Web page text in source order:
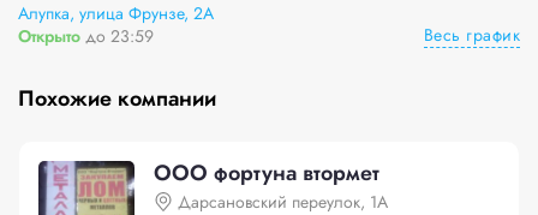
Алупка, улица Фрунзе, 2А
Открыто до 23:59 Весь график
Похожие компании
ООО фортуна втормет
Дарсановский переулок, 1А